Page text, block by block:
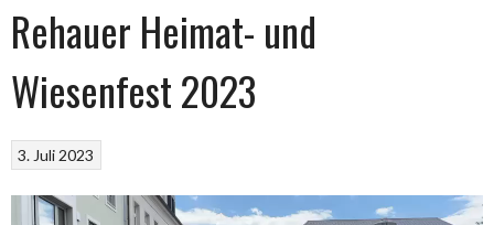
Rehauer Heimat- und
Wiesenfest 2023
3. Juli 2023